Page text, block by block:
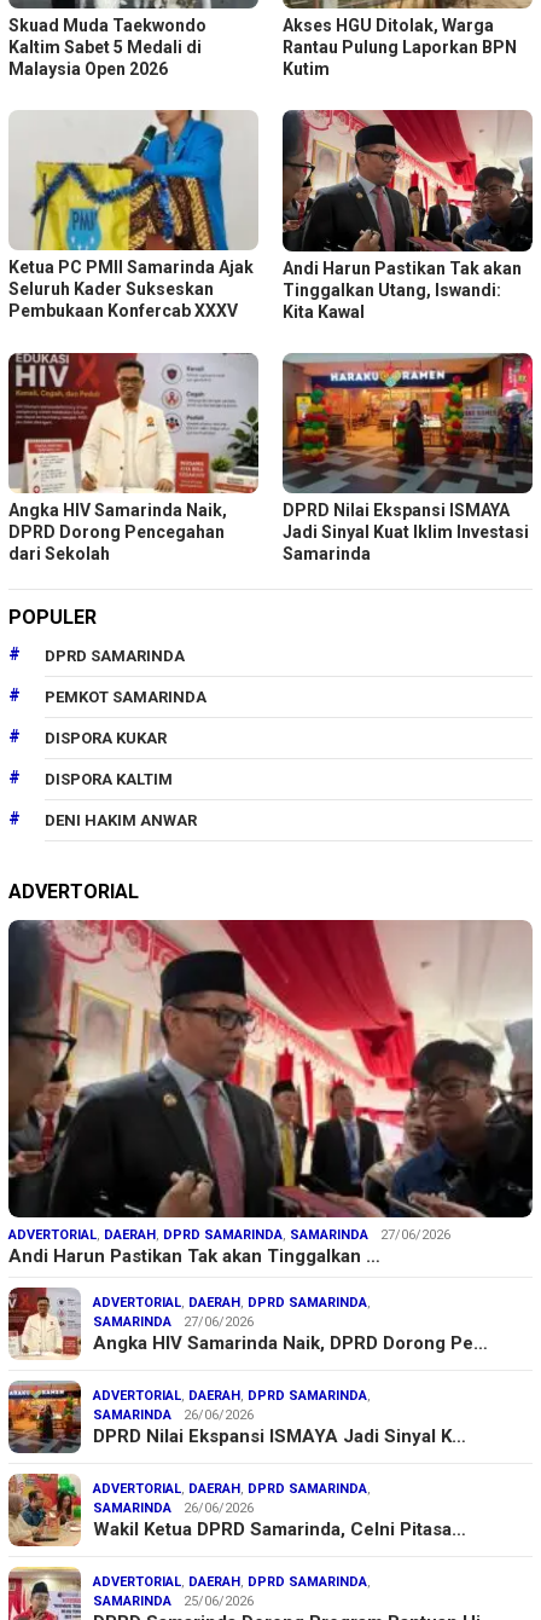
Skuad Muda Taekwondo
Kaltim Sabet 5 Medali di
Malaysia Open 2026
Akses HGU Ditolak, Warga
Rantau Pulung Laporkan BPN
Kutim
Ketua PC PMII Samarinda Ajak
Seluruh Kader Sukseskan
Pembukaan Konfercab XXXV
Andi Harun Pastikan Tak akan
Tinggalkan Utang, Iswandi:
Kita Kawal
Angka HIV Samarinda Naik,
DPRD Dorong Pencegahan
dari Sekolah
DPRD Nilai Ekspansi ISMAYA
Jadi Sinyal Kuat Iklim Investasi
Samarinda
POPULER
DPRD SAMARINDA
PEMKOT SAMARINDA
DISPORA KUKAR
DISPORA KALTIM
DENI HAKIM ANWAR
ADVERTORIAL
ADVERTORIAL, DAERAH, DPRD SAMARINDA, SAMARINDA 27/06/2026
Andi Harun Pastikan Tak akan Tinggalkan …
ADVERTORIAL, DAERAH, DPRD SAMARINDA,
SAMARINDA
27/06/2026
Angka HIV Samarinda Naik, DPRD Dorong Pe…
ADVERTORIAL, DAERAH, DPRD SAMARINDA,
SAMARINDA
26/06/2026
DPRD Nilai Ekspansi ISMAYA Jadi Sinyal K…
ADVERTORIAL, DAERAH, DPRD SAMARINDA,
SAMARINDA
26/06/2026
Wakil Ketua DPRD Samarinda, Celni Pitasa…
ADVERTORIAL, DAERAH, DPRD SAMARINDA,
SAMARINDA
25/06/2026